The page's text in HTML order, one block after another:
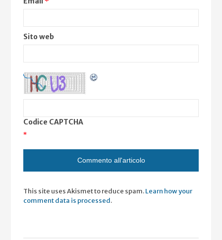
Sito web
Codice CAPTCHA
*
This site uses Akismet to reduce spam.Learn how your
comment data is processed.